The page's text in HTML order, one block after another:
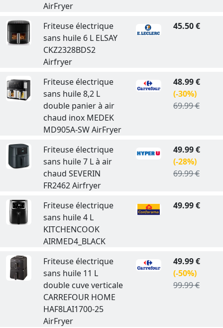
AirFryer
Friteuse électrique
sans huile 6 L ELSAY
CKZ2328BDS2
Airfryer
45.50 €
Friteuse électrique
sans huile 8,2 L
double panier à air
chaud inox MEDEK
MD905A-SW AirFryer
48.99 €
(-30%)
69.99 €
Friteuse électrique
sans huile 7 L à air
chaud SEVERIN
FR2462 Airfryer
49.99 €
(-28%)
69.99 €
Friteuse électrique
sans huile 4 L
KITCHENCOOK
AIRMED4_BLACK
49.99 €
Friteuse électrique
sans huile 11 L
double cuve verticale
CARREFOUR HOME
HAF8LAI1700-25
AirFryer
49.99 €
(-50%)
99.99 €